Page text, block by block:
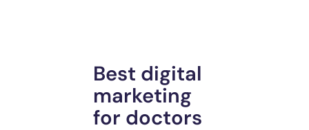
Best digital
marketing
for doctors